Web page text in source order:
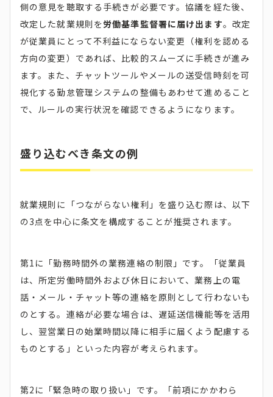
側の意見を聴取する手続きが必要です。協議を経た後、
改定した就業規則を労働基準監督署に届け出ます。改定
が従業員にとって不利益にならない変更（権利を認める
方向の変更）であれば、比較的スムーズに手続きが進み
ます。また、チャットツールやメールの送受信時刻を可
視化する勤怠管理システムの整備もあわせて進めること
で、ルールの実行状況を確認できるようになります。
盛り込むべき条文の例
就業規則に「つながらない権利」を盛り込む際は、以下
の3点を中心に条文を構成することが推奨されます。
第1に「勤務時間外の業務連絡の制限」です。「従業員
は、所定労働時間外および休日において、業務上の電
話・メール・チャット等の連絡を原則として行わないも
のとする。連絡が必要な場合は、遅延送信機能等を活用
し、翌営業日の始業時間以降に相手に届くよう配慮する
ものとする」といった内容が考えられます。
第2に「緊急時の取り扱い」です。「前項にかかわら